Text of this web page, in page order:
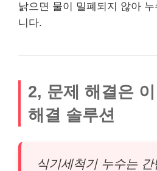
낡으면 물이 밀폐되지 않아
니다.
2, 문제 해결은
해결 솔루션
식기세척기 누수는